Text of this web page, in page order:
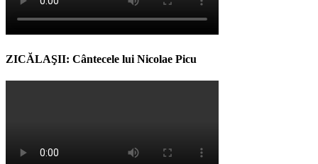
ZICĂLAŞII: Cântecele lui Nicolae Picu